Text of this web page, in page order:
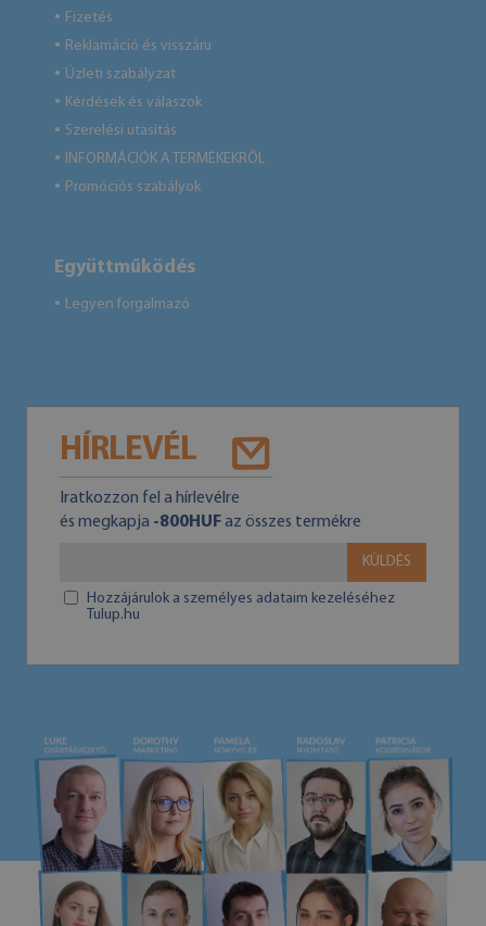
● Fizetés
● Reklamáció és visszáru
● Üzleti szabályzat
● Kérdések és válaszok
● Szerelési utasítás
● INFORMÁCIÓK A TERMÉKEKRŐL
● Promóciós szabályok
Együttműködés
● Legyen forgalmazó
HÍRLEVÉL
Iratkozzon fel a hírlevélre
és megkapja -800HUFaz összes termékre
KÜLDÉS
Hozzájárulok a személyes adataim kezeléséhez
Tulup.hu